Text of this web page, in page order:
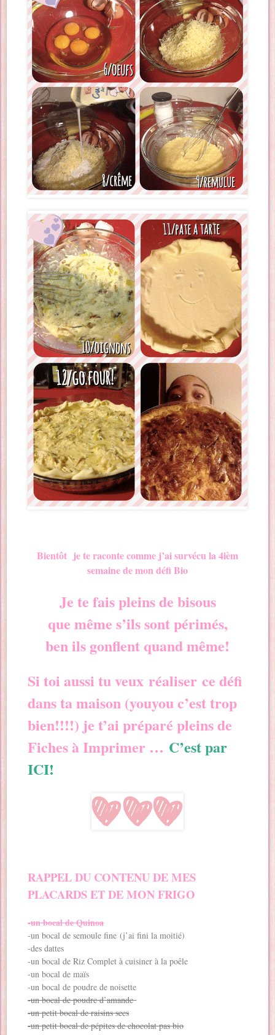
Bientôt je te raconte comme j’ai survécu la 4ièm
semaine de mon défi Bio
Je te fais pleins de bisous
que même s’ils sont périmés,
ben ils gonflent quand même!
Si toi aussi tu veux réaliser ce défi
dans ta maison (youyou c’est trop
bien!!!!) je t’ai préparé pleins de
Fiches à Imprimer … C’est par
ICI!
RAPPEL DU CONTENU DE MES
PLACARDS ET DE MON FRIGO
-un bocal de Quinoa
-un bocal de semoule fine (j’ai fini la moitié)
-des dattes
-un bocal de Riz Complet à cuisiner à la poêle
-un bocal de maïs
-un bocal de poudre de noisette
-un bocal de poudre d’amande
-un petit bocal de raisins secs
-un petit bocal de pépites de chocolat pas bio